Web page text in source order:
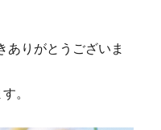
ありがとうございま
。